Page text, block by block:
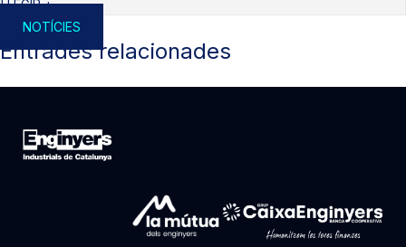
LLEGIR +
NOTÍCIES
Entrades relacionades